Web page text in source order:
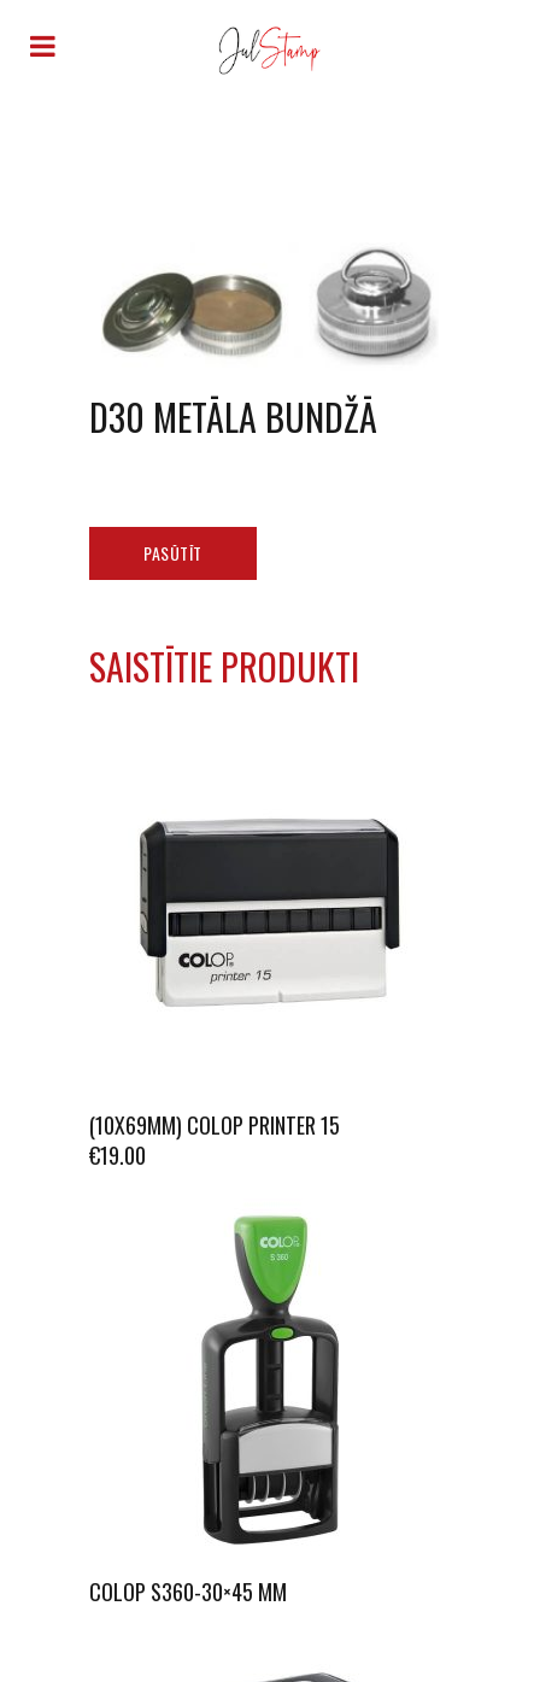
D30 METĀLA BUNDŽĀ
PASŪTĪT
SAISTĪTIE PRODUKTI
(10X69MM) COLOP PRINTER 15
€19.00
COLOP S360-30×45 MM